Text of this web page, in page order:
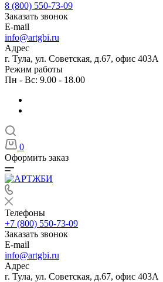
8 (800) 550-73-09
Заказать звонок
E-mail
info@artgbi.ru
Адрес
г. Тула, ул. Советская, д.67, офис 403А
Режим работы
Пн - Вс: 9.00 - 18.00
0
Оформить заказ
Телефоны
+7 (800) 550-73-09
Заказать звонок
E-mail
info@artgbi.ru
Адрес
г. Тула, ул. Советская, д.67, офис 403А